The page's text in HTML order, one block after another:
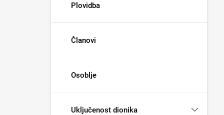
Plovidba
Članovi
Osoblje
Uključenost dionika